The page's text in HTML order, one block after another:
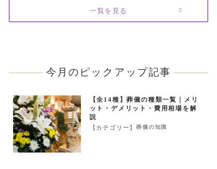
一覧を見る
今月のピックアップ記事
【全14種】葬儀の種類一覧｜メリ
ット・デメリット・費用相場を解
説
【カテゴリー】葬儀の知識